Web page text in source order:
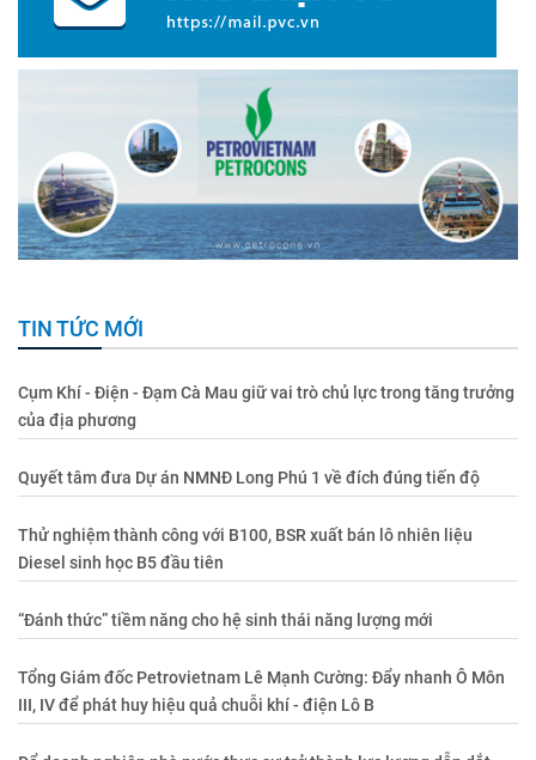
TIN TỨC MỚI
Cụm Khí - Điện - Đạm Cà Mau giữ vai trò chủ lực trong tăng trưởng
của địa phương
Quyết tâm đưa Dự án NMNĐ Long Phú 1 về đích đúng tiến độ
Thử nghiệm thành công với B100, BSR xuất bán lô nhiên liệu
Diesel sinh học B5 đầu tiên
“Đánh thức” tiềm năng cho hệ sinh thái năng lượng mới
Tổng Giám đốc Petrovietnam Lê Mạnh Cường: Đẩy nhanh Ô Môn
III, IV để phát huy hiệu quả chuỗi khí - điện Lô B